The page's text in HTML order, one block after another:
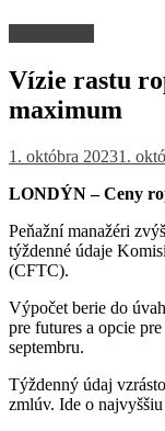
Vízie rastu
maximum
1. októbra 20231.
LONDÝN – Ceny
Peňažní manažéri
týždenné údaje
(CFTC).
Výpočet berie do
pre futures a opcie
septembru.
Týždenný údaj
zmlúv. Ide o